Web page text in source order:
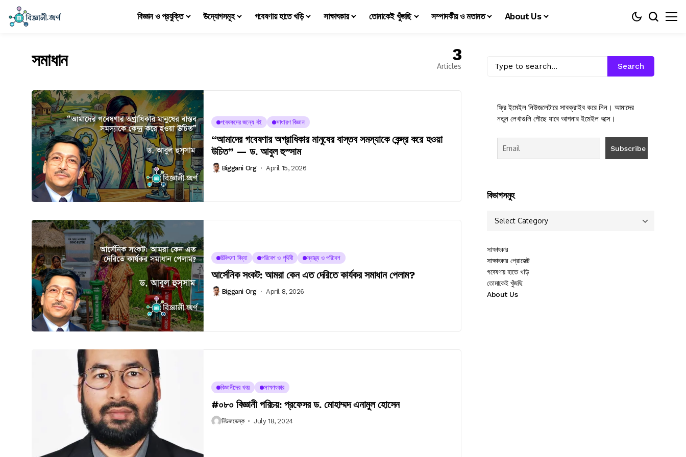
বিজ্ঞান ও প্রযুক্তি উদ্যোগসমূহ গবেষণায় হাতে খড়ি সাক্ষাৎকার তোমাকেই খুঁজছি সম্পাদকীয় ও মতামত About Us
সমাধান 3
Articles
গবেষকদের জন্যে বই সাধারণ বিজ্ঞান
“আমাদের গবেষণার অগ্রাধিকার মানুষের বাস্তব সমস্যাকে কেন্দ্র করে হওয়া
উচিত” — ড. আবুল হুস্সাম
Biggani Org April 15, 2026
চিকিৎসা বিদ্যা পরিবেশ ও পৃথিবী স্বাস্থ্য ও পরিবেশ
আর্সেনিক সংকট: আমরা কেন এত দেরিতে কার্যকর সমাধান পেলাম?
Biggani Org April 8, 2026
বিজ্ঞানীদের খবর সাক্ষাৎকার
#০৮০ বিজ্ঞানী পরিচয়: প্রফেসর ড. মোহাম্মদ এনামুল হোসেন
নিউজডেস্ক July 18, 2024
Search
ফ্রি ইমেইল নিউজলেটারে সাবক্রাইব করে নিন। আমাদের
নতুন লেখাগুলি পৌছে যাবে আপনার ইমেইল বক্সে।
বিভাগসমুহ
সাক্ষাৎকার
সাক্ষাৎকার প্রোজেক্ট
গবেষণায় হাতে খড়ি
তোমাকেই খুঁজছি
About Us